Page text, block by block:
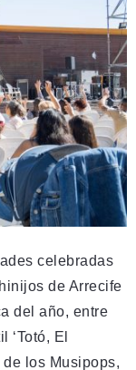
celebradas
de Arrecife
del año, entre
‘Totó, El
de los Musipops,